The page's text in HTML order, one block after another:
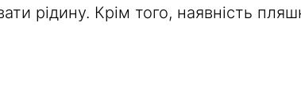
рідину. Крім того, наявність